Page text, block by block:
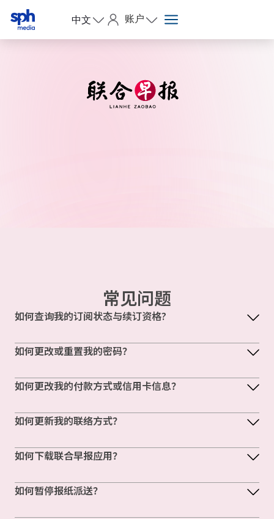
中文 账户
常见问题
如何查询我的订阅状态与续订资格?
如何更改或重置我的密码？
如何更改我的付款方式或信用卡信息？
如何更新我的联络方式？
如何下载联合早报应用？
如何暂停报纸派送？